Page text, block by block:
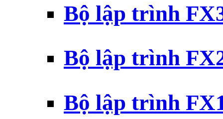
Bộ lập trình
Bộ lập trình
Bộ lập trình